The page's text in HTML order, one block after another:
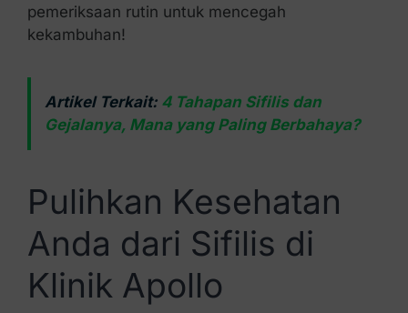
pemeriksaan rutin untuk mencegah
kekambuhan!
Artikel Terkait: 4 Tahapan Sifilis dan
Gejalanya, Mana yang Paling Berbahaya?
Pulihkan Kesehatan
Anda dari Sifilis di
Klinik Apollo